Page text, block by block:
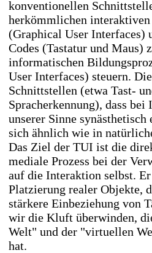
konventionellen
herkömmlichen
(Graphical User Interfaces)
Codes (Tastatur und Maus)
informatischen
User Interfaces) steuern.
Schnittstellen (etwa Tast-
Spracherkennung), dass
unserer Sinne
sich ähnlich wie in
Das Ziel der TUI ist die
mediale Prozess bei der
auf die Interaktion selbst.
Platzierung realer Objekte,
stärkere Einbeziehung von
wir die Kluft überwinden,
Welt" und der "virtuellen
hat.